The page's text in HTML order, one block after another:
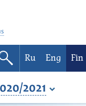
Ru Eng Fin
2021